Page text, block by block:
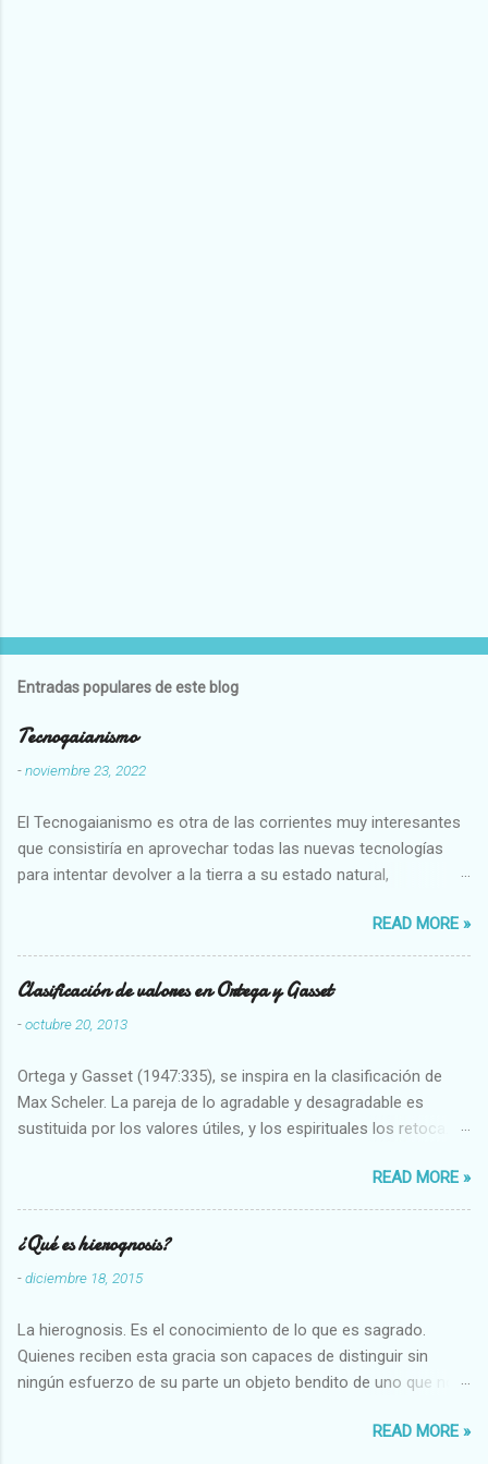
Entradas populares de este blog
Tecnogaianismo
-noviembre 23, 2022
El Tecnogaianismo es otra de las corrientes muy interesantes
que consistiría en aprovechar todas las nuevas tecnologías
para intentar devolver a la tierra a su estado natural,
READ MORE »
Clasificación de valores en Ortega y Gasset
-octubre 20, 2013
Ortega y Gasset (1947:335), se inspira en la clasificación de
Max Scheler. La pareja de lo agradable y desagradable es
sustituida por los valores útiles, y los espirituales los retoca.
Abundante-Escaso,etc 2 VITALES Sano-Enfermo Selecto-
Vulgar Enérgico-Inerte Fuerte-Débil,etc. 3 ESPIRITUALES a)
Intelectuales Conocimiento-Error Exacto-Aproximado
Evidente-Probable,etc b) Morales Bueno-malo Bondadoso-
malvado Justo-Injusto Escrupuloso-Relajado Leal-Desleal,etc.
Armonioso-Inarmonioso 4 RELIGIOSOS Santo-Pr...
READ MORE »
¿Qué es hierognosis?
-diciembre 18, 2015
La hierognosis. Es el conocimiento de lo que es sagrado.
Quienes reciben esta gracia son capaces de distinguir sin
ningún esfuerzo de su parte un objeto bendito de uno que no
READ MORE »